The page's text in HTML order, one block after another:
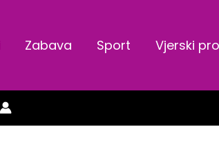
Zabava Sport Vjerski